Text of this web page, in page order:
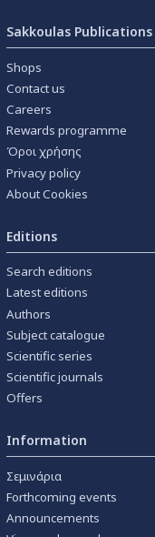
Sakkoulas Publications
Shops
Contact us
Careers
Rewards programme
Όροι χρήσης
Privacy policy
About Cookies
Editions
Search editions
Latest editions
Authors
Subject catalogue
Scientific series
Scientific journals
Offers
Information
Σεμινάρια
Forthcoming events
Announcements